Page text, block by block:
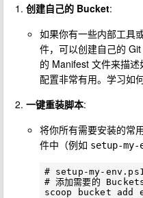
创建自己的 Bucket:
如果你有一些内部工具
件，可以创建自己的
的 Manifest 文件来描
配置非常有用。学习如
一键重装脚本:
将你所有需要安装的常
件中（例如 setup-my-
# setup-my-
# 添加需要的
scoop bucket add